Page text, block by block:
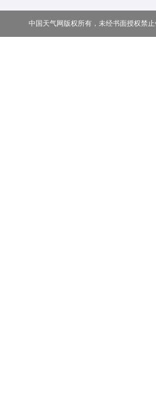
中国天气网版权所有，未经书面授权